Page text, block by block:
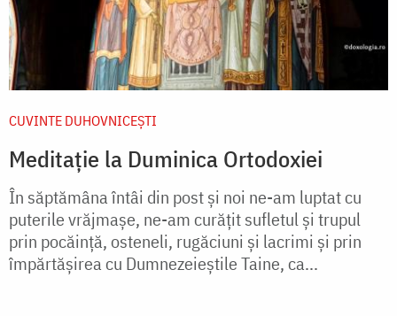
CUVINTE DUHOVNICEȘTI
Meditație la Duminica Ortodoxiei
În săptămâna întâi din post și noi ne-am luptat cu
puterile vrăjmașe, ne-am curățit sufletul și trupul
prin pocăință, osteneli, rugăciuni și lacrimi și prin
împărtășirea cu Dumnezeieștile Taine, ca...